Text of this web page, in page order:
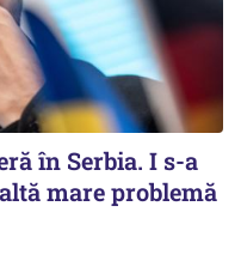
în Serbia. I s-a
mare problemă